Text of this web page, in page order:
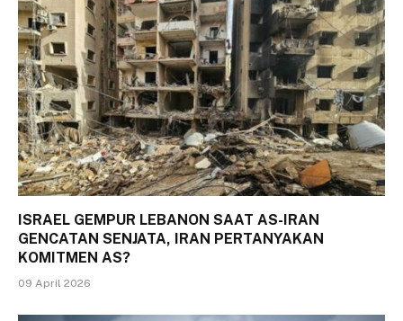
ISRAEL GEMPUR LEBANON SAAT AS-IRAN
GENCATAN SENJATA, IRAN PERTANYAKAN
KOMITMEN AS?
09 April 2026